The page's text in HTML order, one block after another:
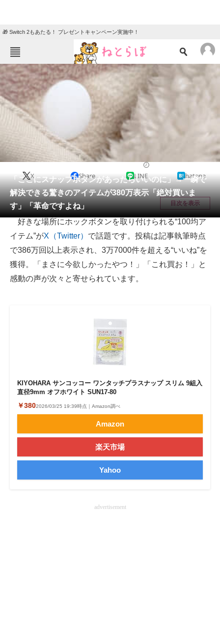
🎁 Switch 2もあたる！ プレゼントキャンペーン実施中！
ねとらぼメニュー
TOP ニュース
エンタメ クイズ
グルメ 地域
教育・育児
動物 リサーチ
会員記事
メディア
注目記事を集めた総合ページ
ITの今と未来を見通す
スマホと通信の最新トレンド
進化するPCとデバイスの未来
経営リーダーのコミュニティ
マーケ×ITの今がよく分かる
企業向けIT製品の総合サイト
「ここにスナップボタンがあったらいいのに」→一瞬で
解決できる驚きのアイテムが380万表示「絶対買いま
す」「革命ですよね」
X Share LINE hatena
目次を表示
好きな場所にホックボタンを取り付けられる“100均ア
イテム”がX（Twitter） で話題です。投稿は記事執筆時点
で386万回以上表示され、3万7000件を超える“いいね”を
獲得。「まさに今欲しかったやつ！」「これ買お！」と
感動の声が次々と寄せられています。
KIYOHARA サンコッコー ワンタッチプラスナップ スリム 9組入
直径9mm オフホワイト SUN17-80
￥3802026/03/25 19:39時点｜Amazon調べ
Amazon
楽天市場
Yahoo
advertisement